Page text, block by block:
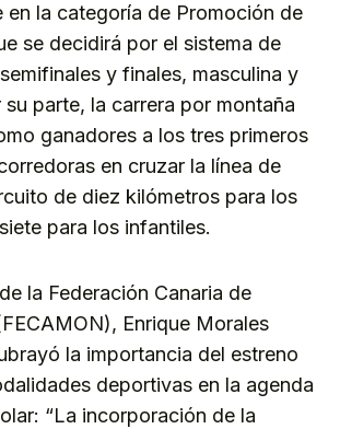
en la categoría de Promoción de
se decidirá por el sistema de
y finales, masculina y
su parte, la carrera por montaña
ganadores a los tres primeros
en cruzar la línea de
de diez kilómetros para los
para los infantiles.
la Federación Canaria de
Enrique Morales
la importancia del estreno
deportivas en la agenda
“La incorporación de la